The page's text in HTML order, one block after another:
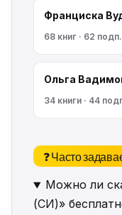
Франциска
68 книг · 62 подп.
Ольга
34 книги · 44
❓ Часто
Можно ли
(СИ)»